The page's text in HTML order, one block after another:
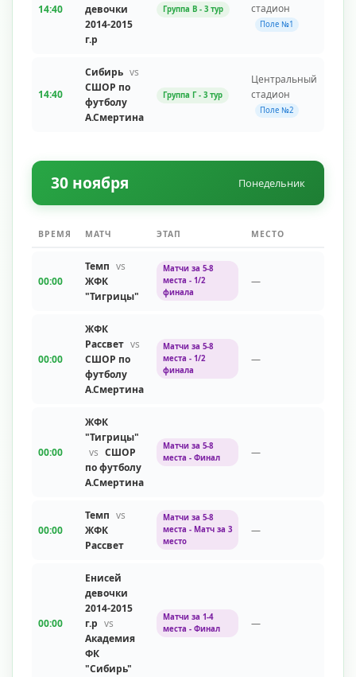
14:40
девочки
2014-2015
г.р
Группа В - 3 тур
стадион
Поле №1
14:40
Сибирь vs
СШОР по
футболу
А.Смертина
Группа Г - 3 тур
Центральный
стадион
Поле №2
30 ноября Понедельник
ВРЕМЯ МАТЧ ЭТАП МЕСТО
00:00
Темп vs
ЖФК
"Тигрицы"
Матчи за 5-8
места - 1/2
финала
—
00:00
ЖФК
Рассвет vs
СШОР по
футболу
А.Смертина
Матчи за 5-8
места - 1/2
финала
—
00:00
ЖФК
"Тигрицы"
vs СШОР
по футболу
А.Смертина
Матчи за 5-8
места - Финал
—
00:00
Темп vs
ЖФК
Рассвет
Матчи за 5-8
места - Матч за 3
место
—
00:00
Енисей
девочки
2014-2015
г.р vs
Академия
ФК
"Сибирь"
Матчи за 1-4
места - Финал
—